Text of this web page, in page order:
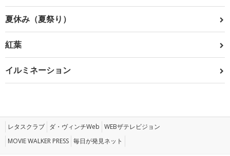
夏休み（夏祭り）
紅葉
イルミネーション
レタスクラブ ダ・ヴィンチWeb WEBザテレビジョン
MOVIE WALKER PRESS 毎日が発見ネット